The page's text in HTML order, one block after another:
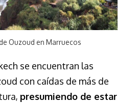
Ouzoud en Marruecos
se encuentran las
con caídas de más de
presumiendo de estar